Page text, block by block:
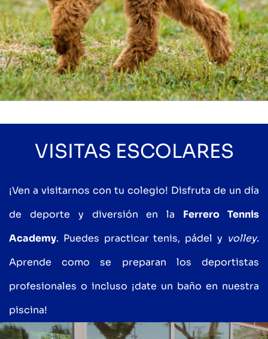
VISITAS ESCOLARES
¡Ven a visitarnos con tu colegio! Disfruta de un día
de deporte y diversión en la Ferrero Tennis
Academy. Puedes practicar tenis, pádel y volley.
Aprende como se preparan los deportistas
profesionales o incluso ¡date un baño en nuestra
piscina!